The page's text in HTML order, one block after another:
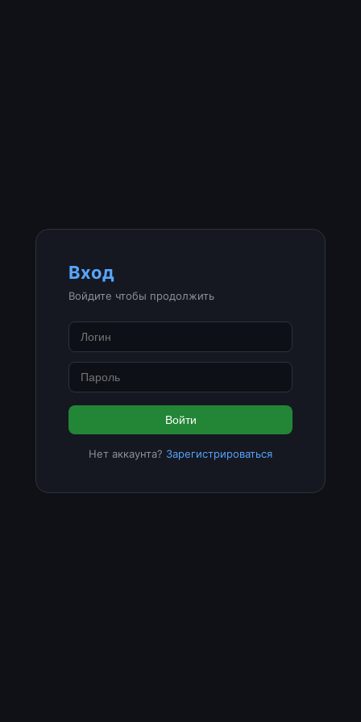
Вход
Войдите чтобы продолжить
Войти
Нет аккаунта? Зарегистрироваться